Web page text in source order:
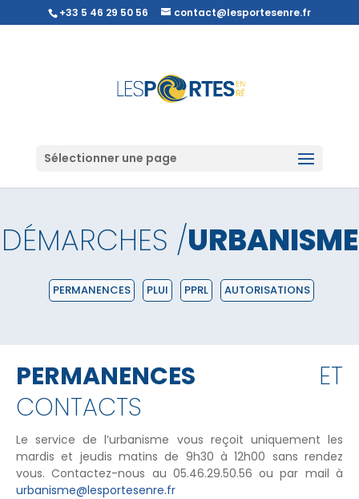
+33 5 46 29 50 56 contact@lesportesenre.fr
Sélectionner une page
DÉMARCHES /URBANISME
PERMANENCES PLUI PPRL AUTORISATIONS
PERMANENCES ET
CONTACTS
Le service de l’urbanisme vous reçoit uniquement les
mardis et jeudis matins de 9h30 à 12h00 sans rendez
vous. Contactez-nous au 05.46.29.50.56 ou par mail à
urbanisme@lesportesenre.fr